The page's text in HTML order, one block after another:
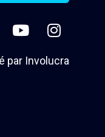
par Involucra